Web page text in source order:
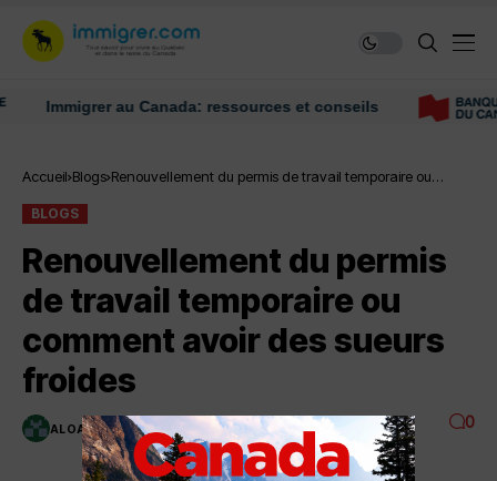
Immigrer au Canada: ressources et conseils
Accueil Blogs Renouvellement du permis de travail temporaire ou
BLOGS
Renouvellement du permis
de travail temporaire ou
comment avoir des sueurs
froides
ALOANE 2 MINUTES DE LECTURE 3K VUES 0